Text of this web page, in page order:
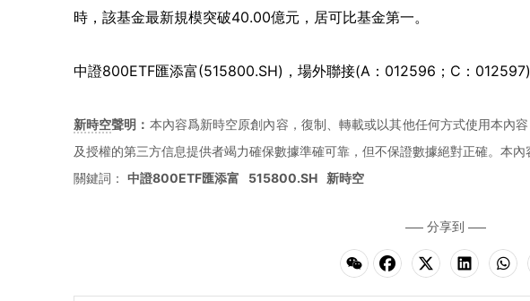
時，該基金最新規模突破40.00億元，居可比基金第一。
中證800ETF匯添富(515800.SH)，場外聯接(A：012596；C：012597)
新時空聲明： 本內容爲新時空原創內容，復制、轉載或以其他任何方式使用本內容
及授權的第三方信息提供者竭力確保數據準確可靠，但不保證數據絕對正確。本
關鍵詞： 中證800ETF匯添富 515800.SH 新時空
分享到